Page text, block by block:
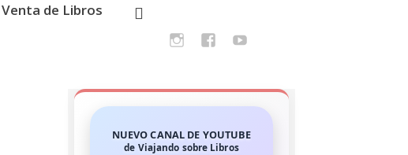
Venta de Libros
NUEVO CANAL DE YOUTUBE
de Viajando sobre Libros